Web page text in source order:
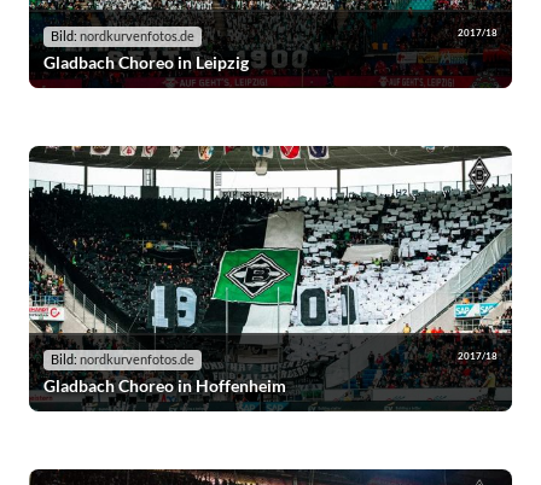
Bild: nordkurvenfotos.de 2017/18
Gladbach Choreo in Leipzig
Bild: nordkurvenfotos.de 2017/18
Gladbach Choreo in Hoffenheim